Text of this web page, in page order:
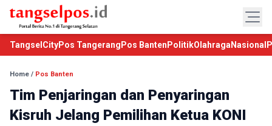
TangselCityPos Tangerang Pos Banten PolitikOlahraga Nasional
Home / Pos Banten
Tim Penjaringan dan Penyaringan
Kisruh Jelang Pemilihan Ketua KONI